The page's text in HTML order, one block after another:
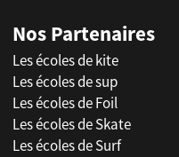
Nos Partenaires
Les écoles de kite
Les écoles de sup
Les écoles de Foil
Les écoles de Skate
Les écoles de Surf